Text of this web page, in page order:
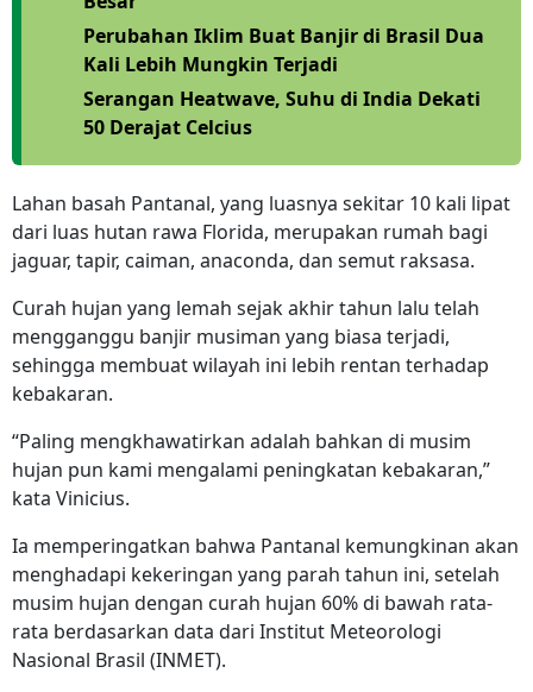
Perubahan Iklim Buat Banjir di Brasil Dua
Kali Lebih Mungkin Terjadi
Serangan Heatwave, Suhu di India Dekati
50 Derajat Celcius
Lahan basah Pantanal, yang luasnya sekitar 10 kali lipat
dari luas hutan rawa Florida, merupakan rumah bagi
jaguar, tapir, caiman, anaconda, dan semut raksasa.
Curah hujan yang lemah sejak akhir tahun lalu telah
mengganggu banjir musiman yang biasa terjadi,
sehingga membuat wilayah ini lebih rentan terhadap
kebakaran.
“Paling mengkhawatirkan adalah bahkan di musim
hujan pun kami mengalami peningkatan kebakaran,”
kata Vinicius.
Ia memperingatkan bahwa Pantanal kemungkinan akan
menghadapi kekeringan yang parah tahun ini, setelah
musim hujan dengan curah hujan 60% di bawah rata-
rata berdasarkan data dari Institut Meteorologi
Nasional Brasil (INMET).